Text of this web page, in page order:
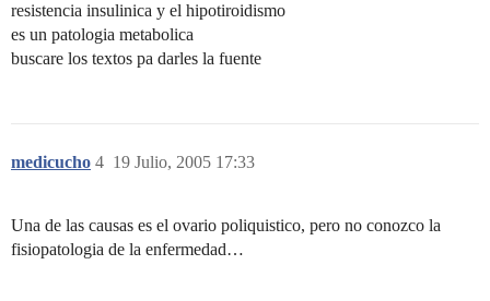
resistencia insulinica y el hipotiroidismo
es un patologia metabolica
buscare los textos pa darles la fuente
medicucho 19 Julio, 2005 17:33
4
Una de las causas es el ovario poliquistico, pero no conozco la
fisiopatologia de la enfermedad…